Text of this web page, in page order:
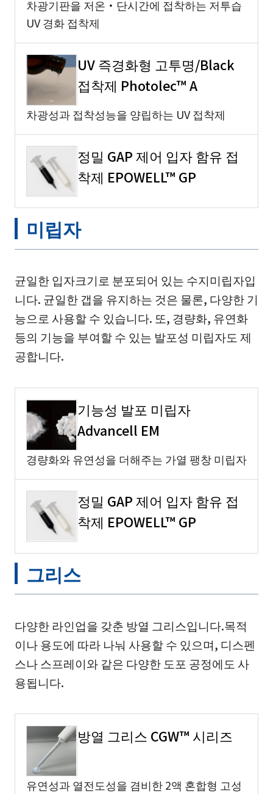
차광기판을 저온・단시간에 접착하는 저투습
UV 경화 접착제
UV 즉경화형 고투명/Black
접착제 Photolec™ A
차광성과 접착성능을 양립하는 UV 접착제
정밀 GAP 제어 입자 함유 접
착제 EPOWELL™ GP
미립자
균일한 입자크기로 분포되어 있는 수지미립자입
니다. 균일한 갭을 유지하는 것은 물론, 다양한 기
능으로 사용할 수 있습니다. 또, 경량화, 유연화
등의 기능을 부여할 수 있는 발포성 미립자도 제
공합니다.
기능성 발포 미립자
Advancell EM
경량화와 유연성을 더해주는 가열 팽창 미립자
정밀 GAP 제어 입자 함유 접
착제 EPOWELL™ GP
그리스
다양한 라인업을 갖춘 방열 그리스입니다.목적
이나 용도에 따라 나눠 사용할 수 있으며, 디스펜
스나 스프레이와 같은 다양한 도포 공정에도 사
용됩니다.
방열 그리스 CGW™ 시리즈
유연성과 열전도성을 겸비한 2액 혼합형 고성